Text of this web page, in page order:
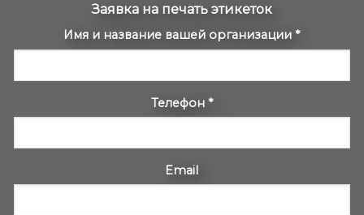
ПЕЧАТЬ
Заявка на печать этикеток
Имя и название вашей организации *
Телефон *
Email